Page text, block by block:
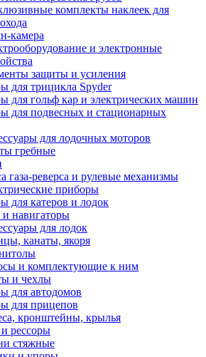
комплекты наклеек для
камера
и электронные
защиты и усиления
для трицикла Spyder
для гольф кар и электрических машин
для подвесных и стационарных
для лодочных моторов
гребные
газа-реверса и рулевые механизмы
приборы
для катеров и лодок
и навигаторы
для лодок
канаты, якоря
и комплектующие к ним
и чехлы
для автодомов
для прицепов
кронштейны, крылья
рессоры
стяжные